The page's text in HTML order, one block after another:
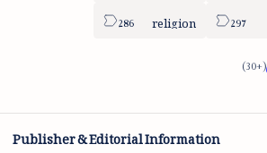
religion
Publisher & Editorial Information